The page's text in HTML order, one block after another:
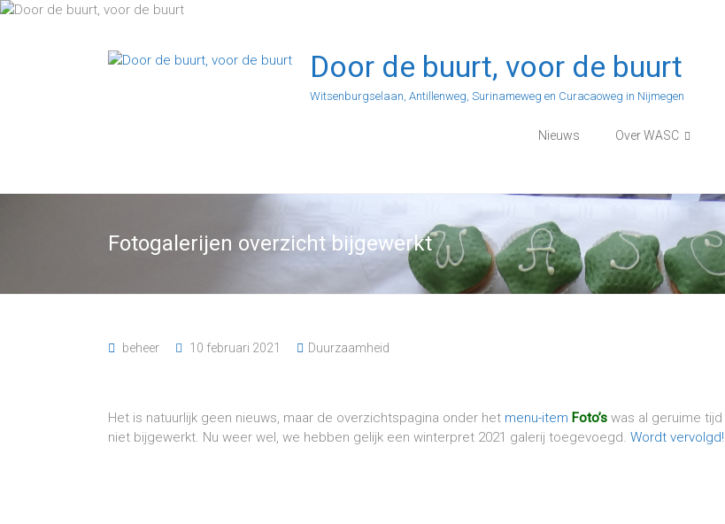
Ga
Door de buurt, voor de buurt
Witsenburgselaan, Antillenweg, Surinameweg en Curacaoweg in Nijmegen
Nieuws Over WASC
Fotogalerijen overzicht bijgewerkt
beheer 10 februari 2021 Duurzaamheid
Het is natuurlijk geen nieuws, maar de overzichtspagina onder het menu-item Foto’s was al geruime tijd
niet bijgewerkt. Nu weer wel, we hebben gelijk een winterpret 2021 galerij toegevoegd. Wordt vervolgd!